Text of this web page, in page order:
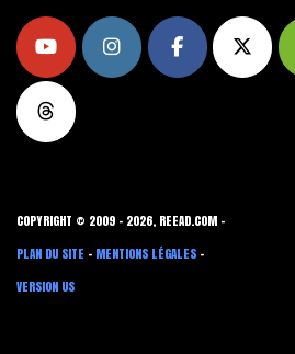
COPYRIGHT © 2009 - 2026, REEAD.COM -
PLAN DU SITE - MENTIONS LÉGALES -
VERSION US